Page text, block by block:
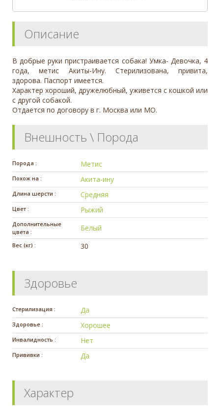
Описание
В добрые руки пристраивается собака! Умка- Девочка, 4
года, метис Акиты-Ину. Стерилизована, привита,
здорова. Паспорт имеется.
Характер хороший, дружелюбный, уживется с кошкой или
с другой собакой.
Отдается по договору в г. Москва или МО.
Внешность \ Порода
Порода : Метис
Похож на : Акита-ину
Длина шерсти : Средняя
Цвет : Рыжий
Дополнительные
цвета :
Белый
Вес (кг) : 30
Здоровье
Стерилизация : Да
Здоровье : Хорошее
Инвалидность : Нет
Прививки : Да
Характер